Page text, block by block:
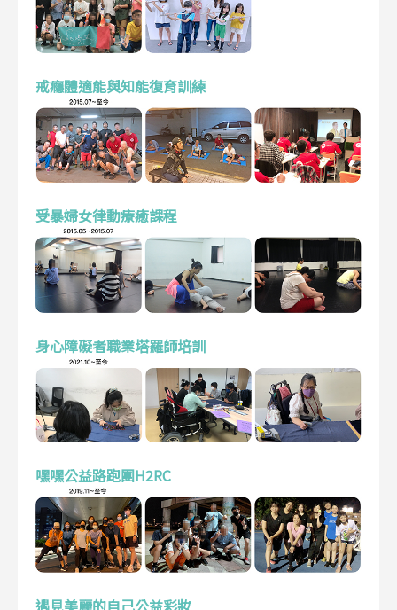
戒癮體適能與知能復育訓練
受暴婦女律動療癒課程
身心障礙者職業塔羅師培訓
嘿嘿公益路跑團H2RC
遇見美麗的自己公益彩妝